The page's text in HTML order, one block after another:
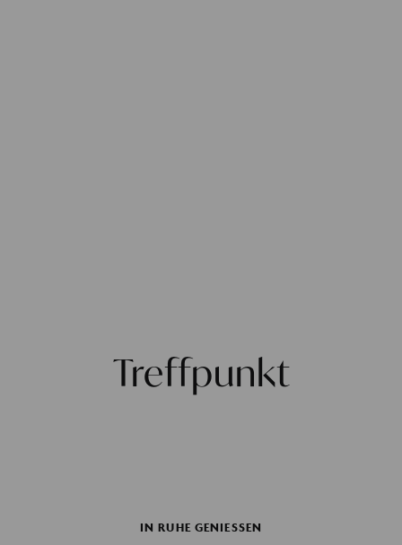
Treffpunkt
IN RUHE GENIESSEN